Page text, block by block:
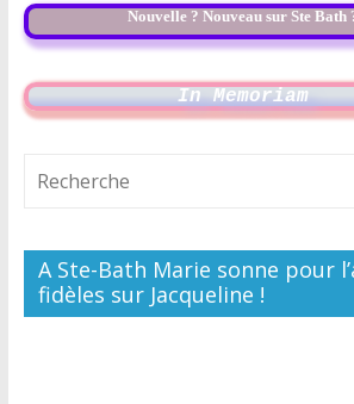
Nouvelle ? Nouveau sur Ste Bath
In Memoriam
A Ste-Bath Marie sonne pour
fidèles sur Jacqueline !